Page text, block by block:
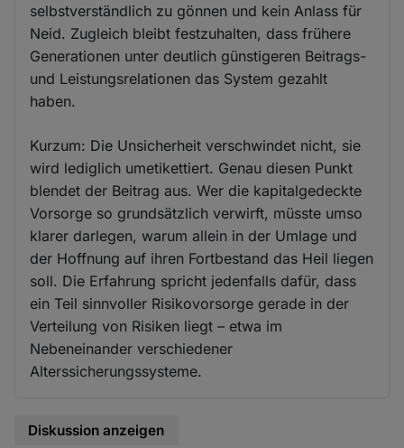
selbstverständlich zu gönnen und kein Anlass für
Neid. Zugleich bleibt festzuhalten, dass frühere
Generationen unter deutlich günstigeren Beitrags-
und Leistungsrelationen das System gezahlt
haben.
Kurzum: Die Unsicherheit verschwindet nicht, sie
wird lediglich umetikettiert. Genau diesen Punkt
blendet der Beitrag aus. Wer die kapitalgedeckte
Vorsorge so grundsätzlich verwirft, müsste umso
klarer darlegen, warum allein in der Umlage und
der Hoffnung auf ihren Fortbestand das Heil liegen
soll. Die Erfahrung spricht jedenfalls dafür, dass
ein Teil sinnvoller Risikovorsorge gerade in der
Verteilung von Risiken liegt – etwa im
Nebeneinander verschiedener
Alterssicherungssysteme.
Diskussion anzeigen